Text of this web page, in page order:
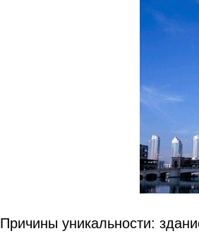
Причины уникальности: